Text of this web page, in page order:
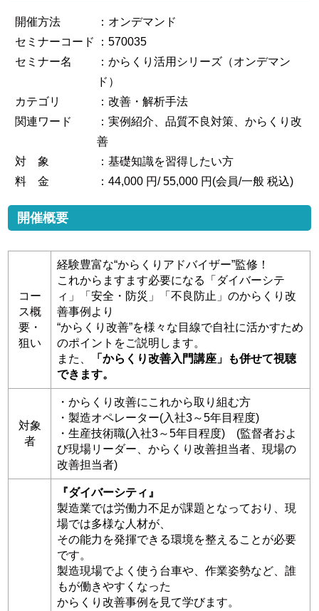
開催方法
：オンデマンド
セミナーコード
：570035
セミナー名
：からくり活用シリーズ（オンデマン
ド）
カテゴリ
：改善・解析手法
関連ワード
：実例紹介、品質不良対策、からくり改
善
対 象
：基礎知識を習得したい方
料 金
：44,000 円/ 55,000 円(会員/一般 税込)
開催概要
コー
ス概
要・
狙い
経験豊富な“からくりアドバイザー”監修！
これからますます必要になる「ダイバーシテ
ィ」「安全・防災」「不良防止」のからくり改
善事例より
“からくり改善”を様々な目線で自社に活かすため
のポイントをご説明します。
また、
「からくり改善入門講座」も併せて視聴
できます。
対象
者
・からくり改善にこれから取り組む方
・製造オペレーター(入社3～5年目程度)
・生産技術職(入社3～5年目程度) (監督者およ
び現場リーダー、からくり改善担当者、現場の
改善担当者)
『ダイバーシティ』
製造業では労働力不足が課題となっており、現
場では多様な人材が、
その能力を発揮できる環境を整えることが必要
です。
製造現場でよく使う台車や、作業姿勢など、誰
もが働きやすくなった
からくり改善事例を見て学びます。